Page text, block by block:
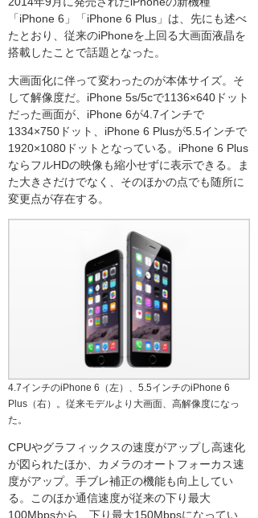
「iPhone 6」「iPhone 6 Plus」は、先にも述べ
たとおり、従来のiPhoneを上回る大画面液晶を
搭載したことで話題となった。
大画面化に伴って変わったのが本体サイズ。そ
して解像度だ。iPhone 5s/5cで1136×640ドット
だった画面が、iPhone 6が4.7インチで
1334×750ドット、iPhone 6 Plusが5.5インチで
1920×1080ドットとなっている。iPhone 6 Plus
ならフルHDの映像も縮小せずに表示できる。ま
た大きさだけでなく、そのほかの点でも随所に
変更点が存在する。
4.7インチのiPhone 6（左）、5.5インチのiPhone 6
Plus（右）。従来モデルより大画面、高解像度になっ
た。
CPUやグラフィックスの速度がアップし高速化
が図られたほか、カメラのオートフォーカス速
度がアップ。手ブレ補正の機能も向上してい
る。このほか通信速度が従来の下り最大
100Mbpsから、下り最大150Mbpsになってい